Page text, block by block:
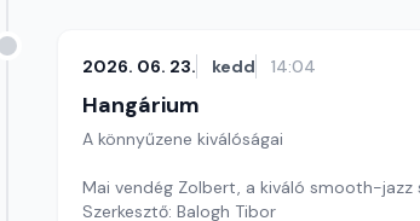
2026. 06. 23. kedd 14:04
Hangárium
A könnyűzene kiválóságai
Mai vendég Zolbert, a kiváló smooth-jazz
Szerkesztő: Balogh Tibor